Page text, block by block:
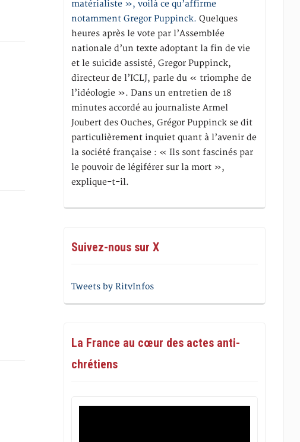
matérialiste », voilà ce qu’affirme
notamment Gregor Puppinck. Quelques
heures après le vote par l’Assemblée
nationale d’un texte adoptant la fin de vie
et le suicide assisté, Gregor Puppinck,
directeur de l’ICLJ, parle du « triomphe de
l’idéologie ». Dans un entretien de 18
minutes accordé au journaliste Armel
Joubert des Ouches, Grégor Puppinck se dit
particulièrement inquiet quant à l’avenir de
la société française : « Ils sont fascinés par
le pouvoir de légiférer sur la mort »,
explique-t-il.
Suivez-nous sur X
Tweets by RitvInfos
La France au cœur des actes anti-
chrétiens